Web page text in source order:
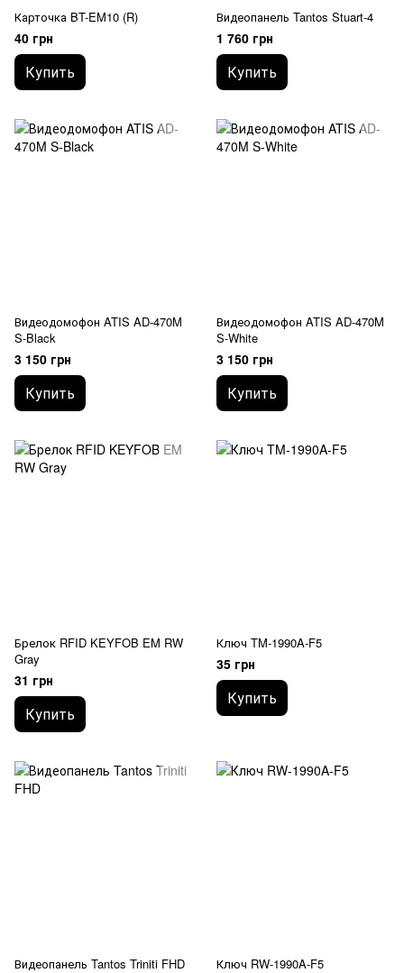
Карточка BT-EM10 (R)
40 грн
Купить
Видеопанель Tantos Stuart-4
1 760 грн
Купить
Видеодомофон ATIS AD-470M
S-Black
3 150 грн
Купить
Видеодомофон ATIS AD-470M
S-White
3 150 грн
Купить
Брелок RFID KEYFOB EM RW
Gray
31 грн
Купить
Ключ TM-1990A-F5
35 грн
Купить
Видеопанель Tantos Triniti FHD Ключ RW-1990A-F5